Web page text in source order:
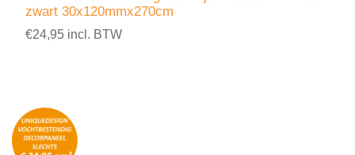
zwart 30x120mmx270cm
€24,95 incl. BTW